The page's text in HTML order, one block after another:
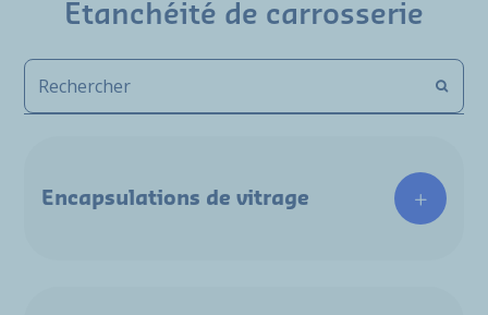
Etanchéité de carrosserie
Encapsulations de vitrage